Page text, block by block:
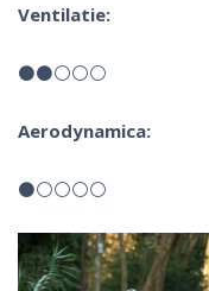
Ventilatie:
⚫⚫⚪⚪⚪
Aerodynamica:
⚫⚪⚪⚪⚪